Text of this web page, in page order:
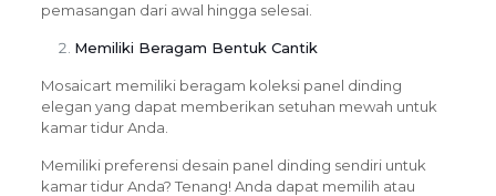
pemasangan dari awal hingga selesai.
Memiliki Beragam Bentuk Cantik
Mosaicart memiliki beragam koleksi panel dinding
elegan yang dapat memberikan setuhan mewah untuk
kamar tidur Anda.
Memiliki preferensi desain panel dinding sendiri untuk
kamar tidur Anda? Tenang! Anda dapat memilih atau